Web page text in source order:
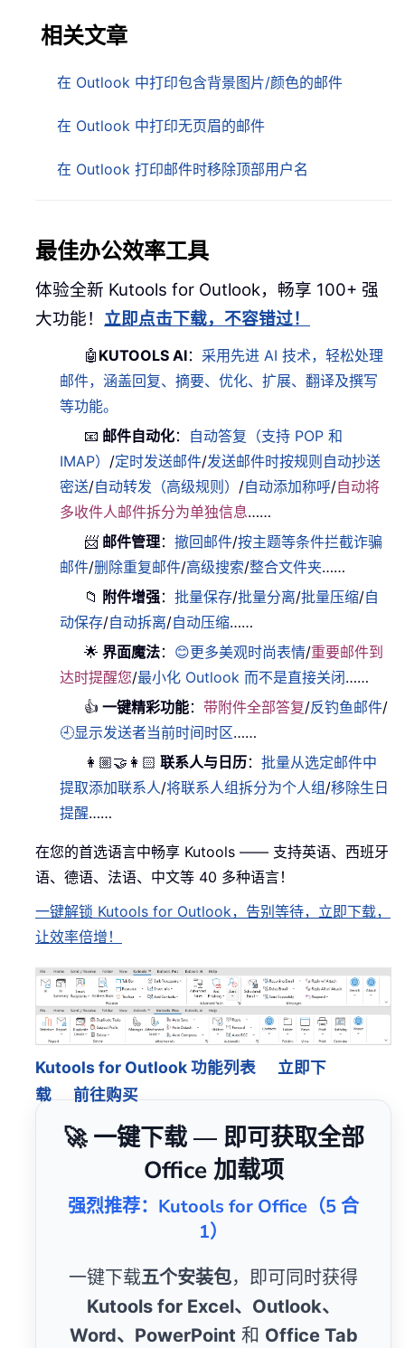
相关文章
在 Outlook 中打印包含背景图片/颜色的邮件
在 Outlook 中打印无页眉的邮件
在 Outlook 打印邮件时移除顶部用户名
最佳办公效率工具
体验全新 Kutools for Outlook，畅享 100+ 强
大功能！ 立即点击下载，不容错过！
🤖 KUTOOLS AI： 采用先进 AI 技术，轻松处理
邮件，涵盖回复、摘要、优化、扩展、翻译及撰写
等功能。
📧 邮件自动化： 自动答复（支持 POP 和
IMAP） /定时发送邮件/发送邮件时按规则自动抄送
密送/自动转发（高级规则） /自动添加称呼/自动将
多收件人邮件拆分为单独信息……
📨 邮件管理：撤回邮件/按主题等条件拦截诈骗
邮件/删除重复邮件/高级搜索/整合文件夹……
📁 附件增强：批量保存/批量分离/批量压缩/自
动保存/自动拆离/自动压缩……
🌟 界面魔法： 😊更多美观时尚表情/重要邮件到
达时提醒您/最小化 Outlook 而不是直接关闭……
👍 一键精彩功能：带附件全部答复/反钓鱼邮件/
🕘显示发送者当前时间时区……
👩🏼‍🤝‍👩🏻 联系人与日历：批量从选定邮件中
提取添加联系人/将联系人组拆分为个人组 /移除生日
提醒……
在您的首选语言中畅享 Kutools —— 支持英语、西班牙
语、德语、法语、中文等 40 多种语言！
一键解锁 Kutools for Outlook，告别等待，立即下载，
让效率倍增！
Kutools for Outlook 功能列表
立即下
载
前往购买
🚀 一键下载 — 即可获取全部
Office 加载项
强烈推荐：Kutools for Office（5 合
1）
一键下载五个安装包，即可同时获得
Kutools for Excel、Outlook、
Word、PowerPoint 和 Office Tab